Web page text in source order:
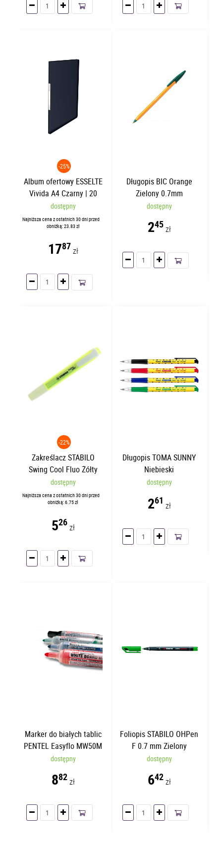
-25%
Album ofertowy ESSELTE
Vivida A4 Czarny | 20
koszulek
dostępny
Najniższa cena z ostatnich 30 dni przed
obniżką: 23.83 zł
1787 zł
Długopis BIC Orange
Zielony 0.7mm
dostępny
245zł
-22%
Zakreślacz STABILO
Swing Cool Fluo Żółty
dostępny
Najniższa cena z ostatnich 30 dni przed
obniżką: 6.75 zł
526zł
Długopis TOMA SUNNY
Niebieski
dostępny
261 zł
Marker do białych tablic
PENTEL Easyflo MW50M
Niebieski | Okrągły
dostępny
882zł
Foliopis STABILO OHPen
F 0.7 mm Zielony
dostępny
642zł